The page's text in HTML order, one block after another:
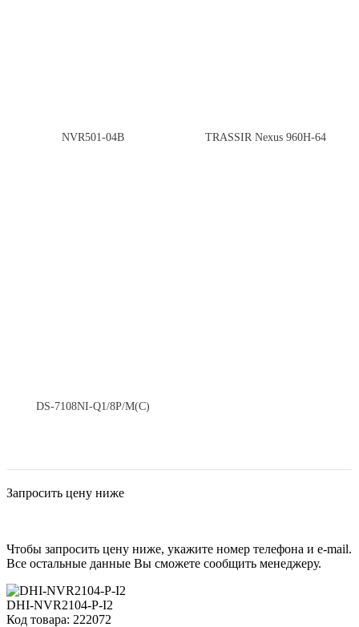
NVR501-04B TRASSIR Nexus 960H-64
DS-7108NI-Q1/8P/M(C)
Запросить цену ниже
Чтобы запросить цену ниже, укажите номер телефона и e-mail.
Все остальные данные Вы сможете сообщить менеджеру.
DHI-NVR2104-P-I2
Код товара: 222072